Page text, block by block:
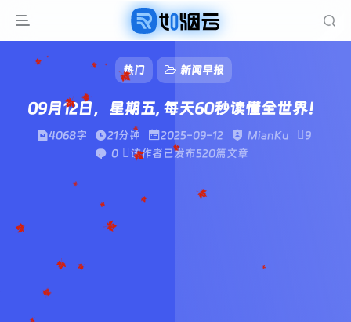
热门 新闻早报
09月12日，星期五, 每天60秒读懂全世界！
4068字 21分钟 2025-09-12 MianKu
9
0
该作者已发布520篇文章